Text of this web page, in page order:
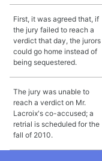
First, it was agreed that, if
the jury failed to reach a
verdict that day, the jurors
could go home instead of
being sequestered.
The jury was unable to
reach a verdict on Mr.
Lacroix's co-accused; a
retrial is scheduled for the
fall of 2010.